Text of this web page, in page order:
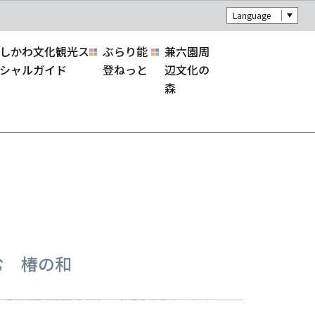
Language
かわ文化観光ス
ャルガイド
ぶらり能
登ねっと
兼六園周
辺文化の
森
椿の和